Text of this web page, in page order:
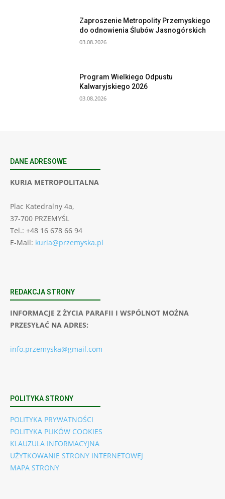
Zaproszenie Metropolity Przemyskiego
do odnowienia Ślubów Jasnogórskich
03.08.2026
Program Wielkiego Odpustu
Kalwaryjskiego 2026
03.08.2026
DANE ADRESOWE
KURIA METROPOLITALNA
Plac Katedralny 4a,
37-700 PRZEMYŚL
Tel.: +48 16 678 66 94
E-Mail: kuria@przemyska.pl
REDAKCJA STRONY
INFORMACJE Z ŻYCIA PARAFII I WSPÓLNOT MOŻNA
PRZESYŁAĆ NA ADRES:
info.przemyska@gmail.com
POLITYKA STRONY
POLITYKA PRYWATNOŚCI
POLITYKA PLIKÓW COOKIES
KLAUZULA INFORMACYJNA
UŻYTKOWANIE STRONY INTERNETOWEJ
MAPA STRONY